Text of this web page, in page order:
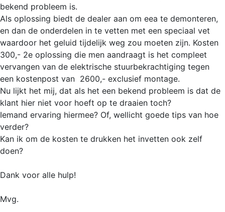
bekend probleem is.
Als oplossing biedt de dealer aan om eea te demonteren,
en dan de onderdelen in te vetten met een speciaal vet
waardoor het geluid tijdelijk weg zou moeten zijn. Kosten 
300,- 2e oplossing die men aandraagt is het compleet
vervangen van de elektrische stuurbekrachtiging tegen
een kostenpost van  2600,- exclusief montage.
Nu lijkt het mij, dat als het een bekend probleem is dat de
klant hier niet voor hoeft op te draaien toch?
Iemand ervaring hiermee? Of, wellicht goede tips van hoe
verder?
Kan ik om de kosten te drukken het invetten ook zelf
doen?
Dank voor alle hulp!
Mvg.